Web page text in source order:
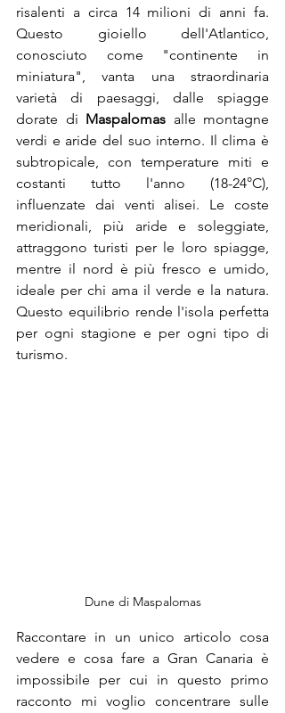
risalenti a circa 14 milioni di anni fa.
Questo gioiello dell'Atlantico,
conosciuto come "continente in
miniatura", vanta una straordinaria
varietà di paesaggi, dalle spiagge
dorate di Maspalomas alle montagne
verdi e aride del suo interno. Il clima è
subtropicale, con temperature miti e
costanti tutto l'anno (18-24°C),
influenzate dai venti alisei. Le coste
meridionali, più aride e soleggiate,
attraggono turisti per le loro spiagge,
mentre il nord è più fresco e umido,
ideale per chi ama il verde e la natura.
Questo equilibrio rende l'isola perfetta
per ogni stagione e per ogni tipo di
turismo.
Dune di Maspalomas
Raccontare in un unico articolo cosa
vedere e cosa fare a Gran Canaria è
impossibile per cui in questo primo
racconto mi voglio concentrare sulle